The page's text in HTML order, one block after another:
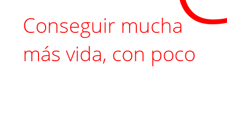
Conseguir mucha
más vida, con poco